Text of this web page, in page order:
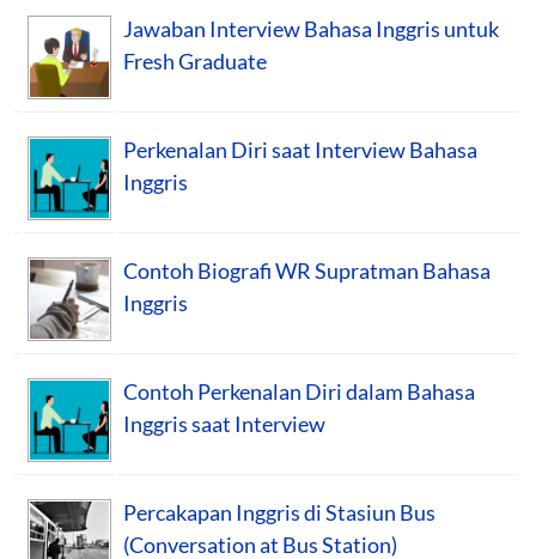
Jawaban Interview Bahasa Inggris untuk
Fresh Graduate
Perkenalan Diri saat Interview Bahasa
Inggris
Contoh Biografi WR Supratman Bahasa
Inggris
Contoh Perkenalan Diri dalam Bahasa
Inggris saat Interview
Percakapan Inggris di Stasiun Bus
(Conversation at Bus Station)